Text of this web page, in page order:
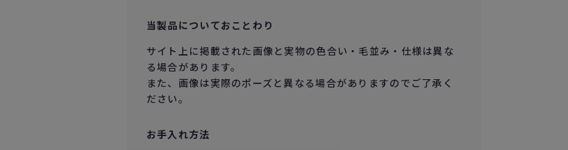
当製品についておことわり
サイト上に掲載された画像と実物の色合い・毛並み・仕様は異な
る場合があります。
また、画像は実際のポーズと異なる場合がありますのでご了承く
ださい。
お手入れ方法